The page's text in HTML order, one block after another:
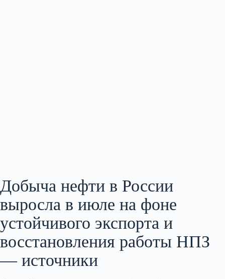
Добыча нефти в России
выросла в июле на фоне
устойчивого экспорта и
восстановления работы НПЗ
— источники